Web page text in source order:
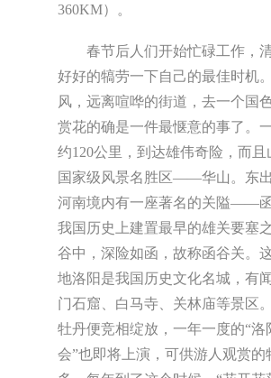
360KM）。
春节后人们开始忙碌工作，
好好的犒劳一下自己的最佳时机
风，远离喧哗的街道，去一个国
赏花的确是一件最惬意的事了。
约120公里，到达雄伟奇险，而且
国家级风景名胜区——华山。东
河南境内有一座著名的关隘——
我国历史上建置最早的雄关要塞
谷中，深险如函，故称函谷关。
地洛阳是我国历史文化名城，有
门石窟、白马寺、关林庙等景区
牡丹便竞相绽放，一年一度的“洛
会”也即将上演，可供游人观赏的